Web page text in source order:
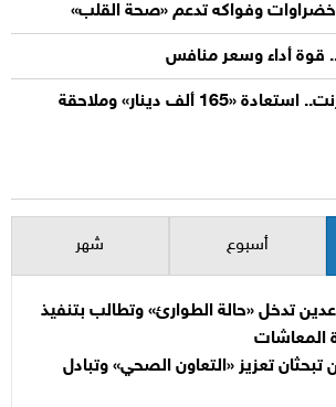
خضراوات وفواكه تدعم «صحة القلب»
قوة أداء وسعر منافس
اختراق مالي عبر الإنترنت.. استعادة «165 ألف دينار» وملاحقة
أسبوع شهر
تدخل «حالة الطوارئ» وتطالب بتنفيذ
المعاشات
تبحثان تعزيز «التعاون الصحي» وتبادل